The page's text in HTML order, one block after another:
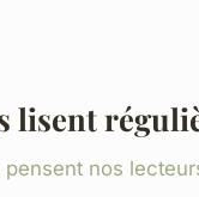
lisent
pensent nos